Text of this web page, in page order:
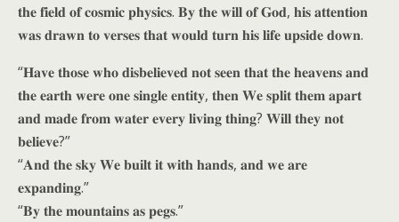
𝐭𝐡𝐞 𝐟𝐢𝐞𝐥𝐝 𝐨𝐟 𝐜𝐨𝐬𝐦𝐢𝐜 𝐩𝐡𝐲𝐬𝐢𝐜𝐬. 𝐁𝐲 𝐭𝐡𝐞 𝐰𝐢𝐥𝐥 𝐨𝐟 𝐆𝐨𝐝, 𝐡𝐢𝐬 𝐚𝐭𝐭𝐞𝐧𝐭𝐢𝐨𝐧
𝐰𝐚𝐬 𝐝𝐫𝐚𝐰𝐧 𝐭𝐨 𝐯𝐞𝐫𝐬𝐞𝐬 𝐭𝐡𝐚𝐭 𝐰𝐨𝐮𝐥𝐝 𝐭𝐮𝐫𝐧 𝐡𝐢𝐬 𝐥𝐢𝐟𝐞 𝐮𝐩𝐬𝐢𝐝𝐞 𝐝𝐨𝐰𝐧.
“𝐇𝐚𝐯𝐞 𝐭𝐡𝐨𝐬𝐞 𝐰𝐡𝐨 𝐝𝐢𝐬𝐛𝐞𝐥𝐢𝐞𝐯𝐞𝐝 𝐧𝐨𝐭 𝐬𝐞𝐞𝐧 𝐭𝐡𝐚𝐭 𝐭𝐡𝐞 𝐡𝐞𝐚𝐯𝐞𝐧𝐬 𝐚𝐧𝐝
𝐭𝐡𝐞 𝐞𝐚𝐫𝐭𝐡 𝐰𝐞𝐫𝐞 𝐨𝐧𝐞 𝐬𝐢𝐧𝐠𝐥𝐞 𝐞𝐧𝐭𝐢𝐭𝐲, 𝐭𝐡𝐞𝐧 𝐖𝐞 𝐬𝐩𝐥𝐢𝐭 𝐭𝐡𝐞𝐦 𝐚𝐩𝐚𝐫𝐭
𝐚𝐧𝐝 𝐦𝐚𝐝𝐞 𝐟𝐫𝐨𝐦 𝐰𝐚𝐭𝐞𝐫 𝐞𝐯𝐞𝐫𝐲 𝐥𝐢𝐯𝐢𝐧𝐠 𝐭𝐡𝐢𝐧𝐠? 𝐖𝐢𝐥𝐥 𝐭𝐡𝐞𝐲 𝐧𝐨𝐭
𝐛𝐞𝐥𝐢𝐞𝐯𝐞?”
“𝐀𝐧𝐝 𝐭𝐡𝐞 𝐬𝐤𝐲 𝐖𝐞 𝐛𝐮𝐢𝐥𝐭 𝐢𝐭 𝐰𝐢𝐭𝐡 𝐡𝐚𝐧𝐝𝐬, 𝐚𝐧𝐝 𝐰𝐞 𝐚𝐫𝐞
𝐞𝐱𝐩𝐚𝐧𝐝𝐢𝐧𝐠.”
“𝐁𝐲 𝐭𝐡𝐞 𝐦𝐨𝐮𝐧𝐭𝐚𝐢𝐧𝐬 𝐚𝐬 𝐩𝐞𝐠𝐬.”